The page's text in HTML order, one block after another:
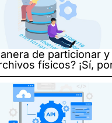
de particionar y
físicos? ¡Sí,